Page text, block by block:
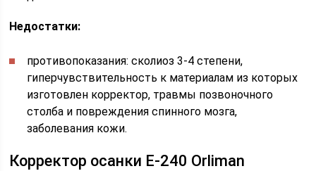
Недостатки:
противопоказания: сколиоз 3-4 степени,
гиперчувствительность к материалам из которых
изготовлен корректор, травмы позвоночного
столба и повреждения спинного мозга,
заболевания кожи.
Корректор осанки Е-240 Orliman